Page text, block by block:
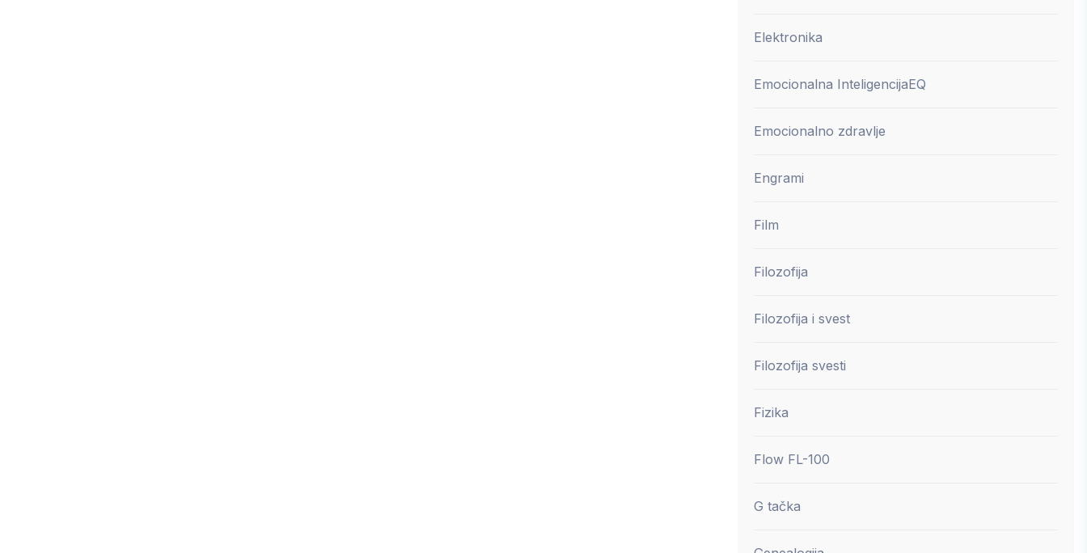
Elektronika
Emocionalna InteligencijaEQ
Emocionalno zdravlje
Engrami
Film
Filozofija
Filozofija i svest
Filozofija svesti
Fizika
Flow FL-100
G tačka